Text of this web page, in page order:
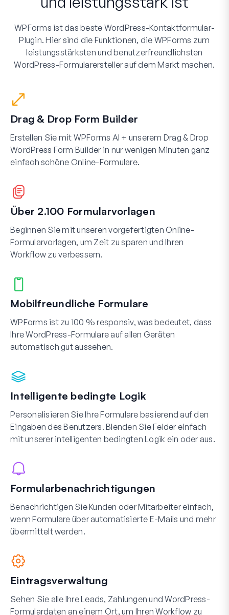
WPForms ist das beste WordPress-Kontaktformular-
Plugin. Hier sind die Funktionen, die WPForms zum
leistungsstärksten und benutzerfreundlichsten
WordPress-Formularersteller auf dem Markt machen.
Drag & Drop Form Builder
Erstellen Sie mit WPForms AI + unserem Drag & Drop
WordPress Form Builder in nur wenigen Minuten ganz
einfach schöne Online-Formulare.
Über 2.100 Formularvorlagen
Beginnen Sie mit unseren vorgefertigten Online-
Formularvorlagen, um Zeit zu sparen und Ihren
Workflow zu verbessern.
Mobilfreundliche Formulare
WPForms ist zu 100 % responsiv, was bedeutet, dass
Ihre WordPress-Formulare auf allen Geräten
automatisch gut aussehen.
Intelligente bedingte Logik
Personalisieren Sie Ihre Formulare basierend auf den
Eingaben des Benutzers. Blenden Sie Felder einfach
mit unserer intelligenten bedingten Logik ein oder aus.
Formularbenachrichtigungen
Benachrichtigen Sie Kunden oder Mitarbeiter einfach,
wenn Formulare über automatisierte E-Mails und mehr
übermittelt werden.
Eintragsverwaltung
Sehen Sie alle Ihre Leads, Zahlungen und WordPress-
Formulardaten an einem Ort, um Ihren Workflow zu